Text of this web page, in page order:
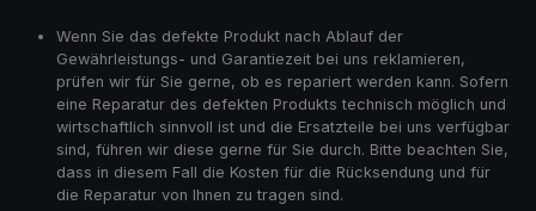
Wenn Sie das defekte Produkt nach Ablauf der
Gewährleistungs- und Garantiezeit bei uns reklamieren,
prüfen wir für Sie gerne, ob es repariert werden kann. Sofern
eine Reparatur des defekten Produkts technisch möglich und
wirtschaftlich sinnvoll ist und die Ersatzteile bei uns verfügbar
sind, führen wir diese gerne für Sie durch. Bitte beachten Sie,
dass in diesem Fall die Kosten für die Rücksendung und für
die Reparatur von Ihnen zu tragen sind.